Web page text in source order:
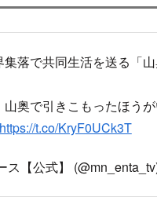
落で共同生活を送る「山
山奥で引きこもったほう
https://t.co/KryF0UCk3T
【公式】